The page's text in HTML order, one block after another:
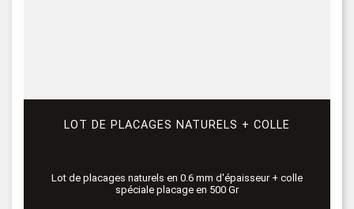
LOT DE PLACAGES NATURELS + COLLE
Lot de placages naturels en 0.6 mm d'épaisseur + colle
spéciale placage en 500 Gr